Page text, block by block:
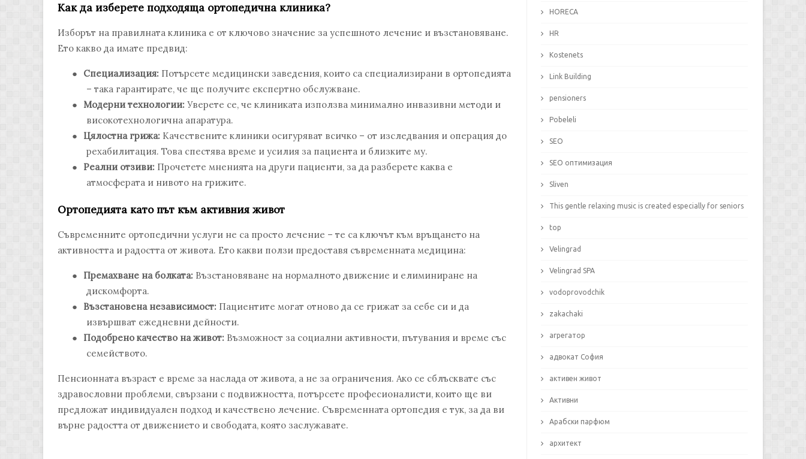
Как да изберете подходяща ортопедична клиника?
Изборът на правилната клиника е от ключово значение за успешното лечение и възстановяване.
Ето какво да имате предвид:
● Специализация: Потърсете медицински заведения, които са специализирани в ортопедията
– така гарантирате, че ще получите експертно обслужване.
●
Модерни технологии: Уверете се, че клиниката използва минимално инвазивни методи и
високотехнологична апаратура.
●
Цялостна грижа: Качествените клиники осигуряват всичко – от изследвания и операция до
рехабилитация. Това спестява време и усилия за пациента и близките му.
●
Реални отзиви: Прочетете мненията на други пациенти, за да разберете каква е
атмосферата и нивото на грижите.
Ортопедията като път към активния живот
Съвременните ортопедични услуги не са просто лечение – те са ключът към връщането на
активността и радостта от живота. Ето какви ползи предоставя съвременната медицина:
● Премахване на болката: Възстановяване на нормалното движение и елиминиране на
дискомфорта.
●
Възстановена независимост: Пациентите могат отново да се грижат за себе си и да
извършват ежедневни дейности.
●
Подобрено качество на живот: Възможност за социални активности, пътувания и време със
семейството.
Пенсионната възраст е време за наслада от живота, а не за ограничения. Ако се сблъсквате със
здравословни проблеми, свързани с подвижността, потърсете професионалисти, които ще ви
предложат индивидуален подход и качествено лечение. Съвременната ортопедия е тук, за да ви
върне радостта от движението и свободата, която заслужавате.
HORECA
HR
Kostenets
Link Building
pensioners
Pobeleli
SEO
SEO оптимизация
Sliven
This gentle relaxing music is created especially for seniors
top
Velingrad
Velingrad SPA
vodoprovodchik
zakachaki
агрегатор
адвокат София
активен живот
Активни
Арабски парфюм
архитект